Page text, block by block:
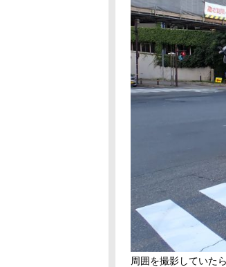
周囲を撮影していた